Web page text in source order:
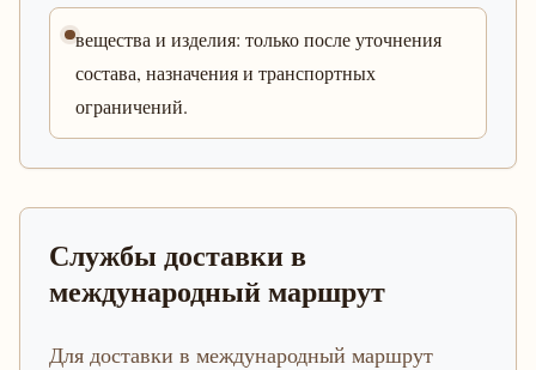
вещества и изделия: только после уточнения
состава, назначения и транспортных
ограничений.
Службы доставки в
международный маршрут
Для доставки в международный маршрут